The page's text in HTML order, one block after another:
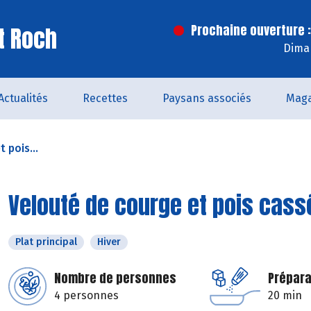
Roch Prochaine ouverture
Recettes Paysans associés
pois...
Velouté de courge et pois
Plat principal Hiver
Nombre de personnes
4 personnes 20 min